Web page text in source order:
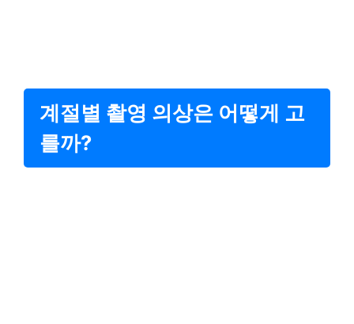
계절별 촬영 의상은 어떻게 고
를까?